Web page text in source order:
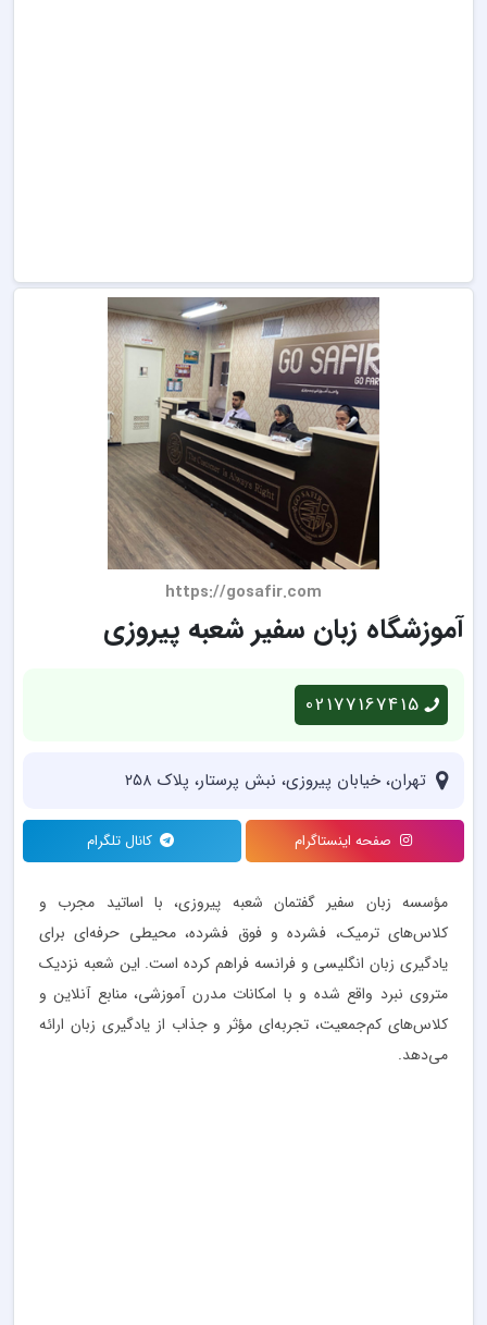
https://gosafir.com
آموزشگاه زبان سفیر شعبه پیروزی
02177167415
تهران، خیابان پیروزی، نبش پرستار، پلاک ۲۵۸
صفحه اینستاگرام کانال تلگرام
مؤسسه زبان سفیر گفتمان شعبه پیروزی، با اساتید مجرب و
کلاس‌های ترمیک، فشرده و فوق فشرده، محیطی حرفه‌ای برای
یادگیری زبان انگلیسی و فرانسه فراهم کرده است. این شعبه نزدیک
متروی نبرد واقع شده و با امکانات مدرن آموزشی، منابع آنلاین و
کلاس‌های کم‌جمعیت، تجربه‌ای مؤثر و جذاب از یادگیری زبان ارائه
می‌دهد.